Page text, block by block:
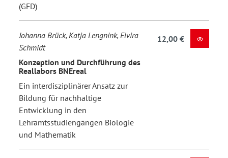
(GFD)
Johanna Brück, Katja Lengnink, Elvira
Schmidt
Konzeption und Durchführung des
Reallabors BNEreal
Ein interdisziplinärer Ansatz zur
Bildung für nachhaltige
Entwicklung in den
Lehramtsstudiengängen Biologie
und Mathematik
12,00 €